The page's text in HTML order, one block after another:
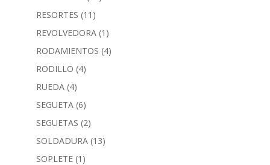
RESORTES (11)
REVOLVEDORA (1)
RODAMIENTOS (4)
RODILLO (4)
RUEDA (4)
SEGUETA (6)
SEGUETAS (2)
SOLDADURA (13)
SOPLETE (1)